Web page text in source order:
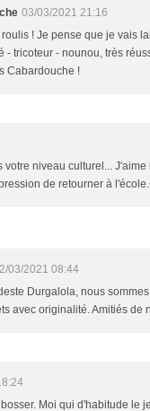
03/03/2021 21:16
roulis ! Je pense que je vais
- tricoteur - nounou, très
Cabardouche !
votre niveau culturel...
de retourner à
03/2021 08:44
Durgalola, nous
avec originalité. Amitiés de
Moi qui d'habitude le